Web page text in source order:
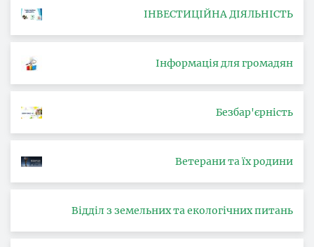
ІНВЕСТИЦІЙНА ДІЯЛЬНІСТЬ
Інформація для громадян
Безбар'єрність
Ветерани та їх родини
Відділ з земельних та екологічних питань